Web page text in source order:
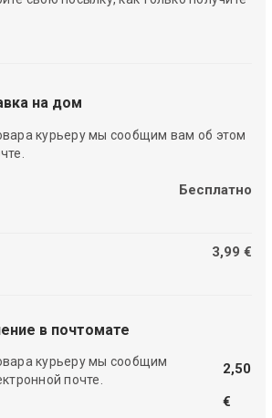
на дом
курьеру мы сообщим вам об этом
Бесплатно
3,99 €
в почтомате
курьеру мы сообщим
почте.
2,50
€